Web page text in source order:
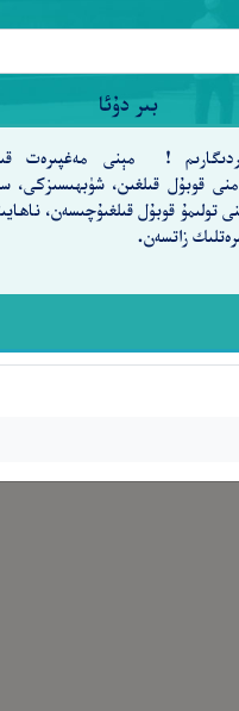
بىر دۇئا
! مېنى مەغپىرەت
قوبۇل قىلغىن، شۈبھىسىزكى،
تولىمۇ قوبۇل قىلغىۇچىسەن،
زاتسەن.
وَلَمْ يَتَّخِذْ